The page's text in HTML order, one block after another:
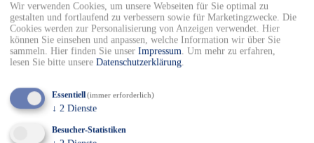
Wir verwenden Cookies, um unsere Webseiten für Sie optimal zu
gestalten und fortlaufend zu verbessern sowie für Marketingzwecke. Die
Cookies werden zur Personalisierung von Anzeigen verwendet. Hier
können Sie einsehen und anpassen, welche Information wir über Sie
sammeln. Hier finden Sie unser Impressum. Um mehr zu erfahren,
lesen Sie bitte unsere Datenschutzerklärung.
Essentiell(immer erforderlich)
↓ 2 Dienste
Besucher-Statistiken
47 48 49
-
✓ Kostenfreier Versand innerhalb DE ab 150€